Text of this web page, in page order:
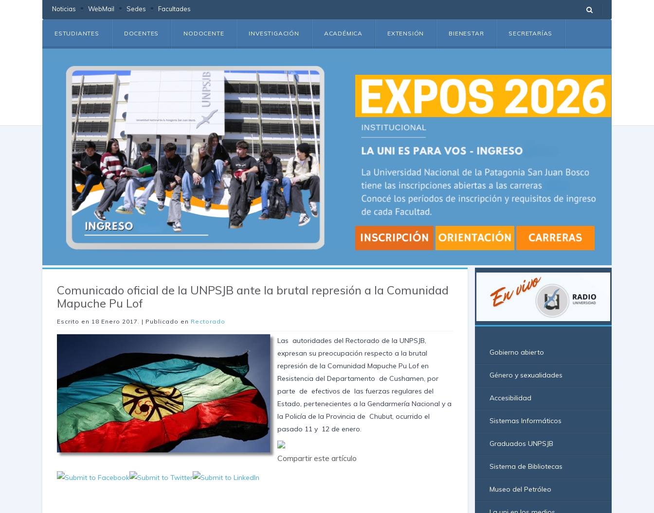
Noticias WebMail Sedes Facultades
ESTUDIANTES DOCENTES NODOCENTE INVESTIGACIÓN ACADÉMICA EXTENSIÓN BIENESTAR SECRETARÍAS
Comunicado oficial de la UNPSJB ante la brutal represión a la Comunidad
Mapuche Pu Lof
Escrito en 18 Enero 2017 . | Publicado en Rectorado
Las autoridades del Rectorado de la UNPSJB,
expresan su preocupación respecto a la brutal
represión de la Comunidad Mapuche Pu Lof en
Resistencia del Departamento de Cushamen, por
parte de efectivos de las fuerzas regulares del
Estado, pertenecientes a la Gendarmería Nacional y a
la Policía de la Provincia de Chubut, ocurrido el
pasado 11 y 12 de enero.
Compartir este artículo
Gobierno abierto
Género y sexualidades
Accesibilidad
Sistemas Informáticos
Graduados UNPSJB
Sistema de Bibliotecas
Museo del Petróleo